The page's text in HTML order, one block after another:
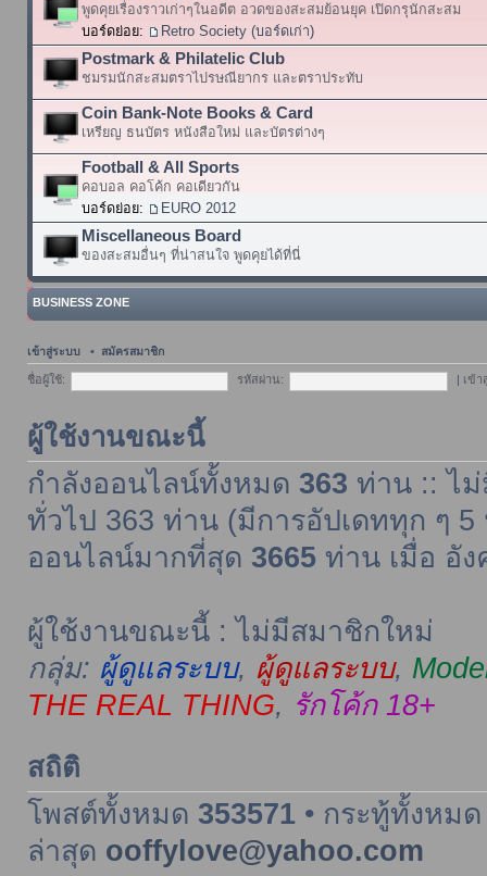
พูดคุยเรื่องราวเก่าๆในอดีต อวดของสะสมย้อนยุค เปิดกรุนักสะสม
บอร์ดย่อย:
Retro Society (บอร์ดเก่า)
Postmark & Philatelic Club
ชมรมนักสะสมตราไปรษณียากร และตราประทับ
Coin Bank-Note Books & Card
เหรียญ ธนบัตร หนังสือใหม่ และบัตรต่างๆ
Football & All Sports
คอบอล คอโค้ก คอเดียวกัน
บอร์ดย่อย:
EURO 2012
Miscellaneous Board
ของสะสมอื่นๆ ที่น่าสนใจ พูดคุยได้ที่นี่
BUSINESS ZONE
เข้าสู่ระบบ • สมัครสมาชิก
ชื่อผู้ใช้: รหัสผ่าน: เข้
ผู้ใช้งานขณะนี้
กำลังออนไลน์ทั้งหมด 363 ท่าน :: ไ
ทั่วไป 363 ท่าน (มีการอัปเดททุก ๆ 5
ออนไลน์มากที่สุด 3665ท่าน เมื่อ อัง
ผู้ใช้งานขณะนี้ : ไม่มีสมาชิกใหม่
กลุ่ม: ผู้ดูแลระบบ, ผู้ดูแลระบบ,
THE REAL THING, รักโค้ก 18+
สถิติ
โพสต์ทั้งหมด 353571• กระทู้ทั้งหม
ล่าสุด ooffylove@yahoo.com